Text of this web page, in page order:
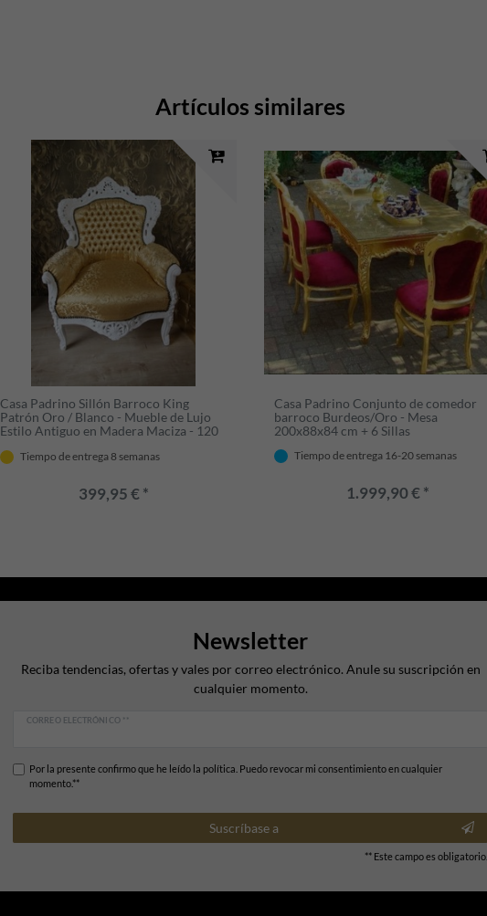
Artículos similares
Casa Padrino Sillón Barroco King
Patrón Oro / Blanco - Mueble de Lujo
Estilo Antiguo en Madera Maciza - 120
Tiempo de entrega 8 semanas
399,95 € *
Casa Padrino Conjunto de comedor
barroco Burdeos/Oro - Mesa
200x88x84 cm + 6 Sillas
Tiempo de entrega 16-20 semanas
1.999,90 € *
Newsletter
Reciba tendencias, ofertas y vales por correo electrónico. Anule su suscripción en
cualquier momento.
CORREO ELECTRÓNICO **
Por la presente confirmo que he leído la política. Puedo revocar mi consentimiento en cualquier
momento.**
Suscríbase a
** Este campo es obligatorio.